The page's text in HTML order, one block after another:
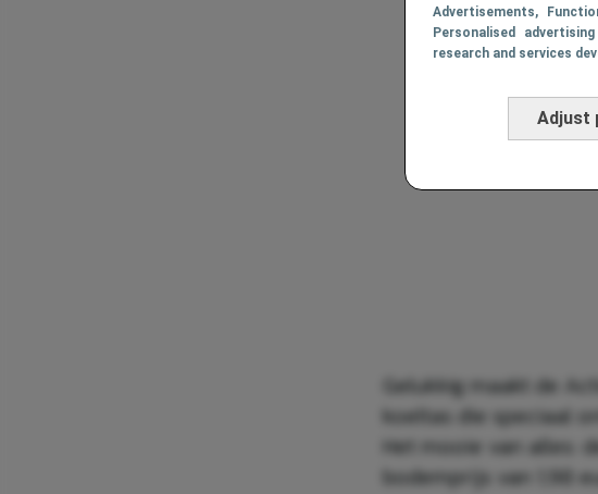
Advertisements,
Personalised
research and services
Adjust
Gelukkig maakt de
koeltas die speciaal
Het mooie van alles:
bodemprijs van 1,98